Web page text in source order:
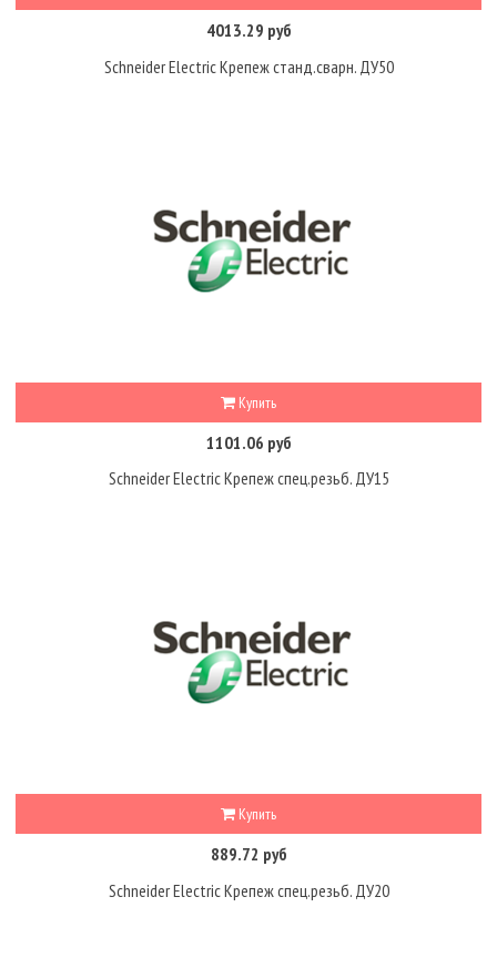
4013.29 руб
Schneider Electric Крепеж станд.сварн. ДУ50
Купить
1101.06 руб
Schneider Electric Крепеж спец.резьб. ДУ15
Купить
889.72 руб
Schneider Electric Крепеж спец.резьб. ДУ20